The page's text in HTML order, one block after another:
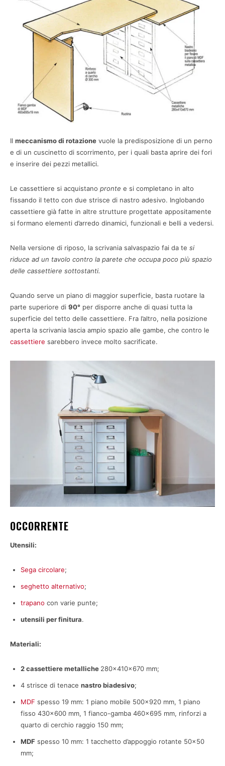
Il meccanismo di rotazione vuole la predisposizione di un perno
e di un cuscinetto di scorrimento, per i quali basta aprire dei fori
e inserire dei pezzi metallici.
Le cassettiere si acquistano pronte e si completano in alto
fissando il tetto con due strisce di nastro adesivo. Inglobando
cassettiere già fatte in altre strutture progettate appositamente
si formano elementi d’arredo dinamici, funzionali e belli a vedersi.
Nella versione di riposo, la scrivania salvaspazio fai da te si
riduce ad un tavolo contro la parete che occupa poco più spazio
delle cassettiere sottostanti.
Quando serve un piano di maggior superficie, basta ruotare la
parte superiore di 90° per disporre anche di quasi tutta la
superficie del tetto delle cassettiere. Fra l’altro, nella posizione
aperta la scrivania lascia ampio spazio alle gambe, che contro le
cassettiere sarebbero invece molto sacrificate.
OCCORRENTE
Utensili:
Sega circolare;
seghetto alternativo;
trapano con varie punte;
utensili per finitura.
Materiali:
2 cassettiere metalliche 280x410x670 mm;
4 strisce di tenace nastro biadesivo;
MDF spesso 19 mm: 1 piano mobile 500×920 mm, 1 piano
fisso 430×600 mm, 1 fianco-gamba 460×695 mm, rinforzi a
quarto di cerchio raggio 150 mm;
MDF spesso 10 mm: 1 tacchetto d’appoggio rotante 50×50
mm;